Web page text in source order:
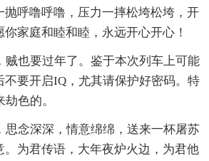
抛呼噜呼噜，压力一摔松垮松垮，开
家庭和睦和睦，永远开心开心！
贼也要过年了。鉴于本次列车上可能
不要开启IQ，尤其请保护好密码。特
色的。
思念深深，情意绵绵，送来一杯屠苏
。为君传语，大年夜炉火边，为君他